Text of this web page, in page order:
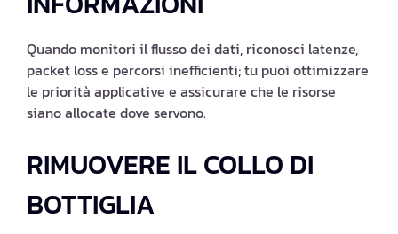
Quando monitori il flusso dei dati, riconosci latenze,
packet loss e percorsi inefficienti; tu puoi ottimizzare
le priorità applicative e assicurare che le risorse
siano allocate dove servono.
RIMUOVERE IL COLLO DI
BOTTIGLIA